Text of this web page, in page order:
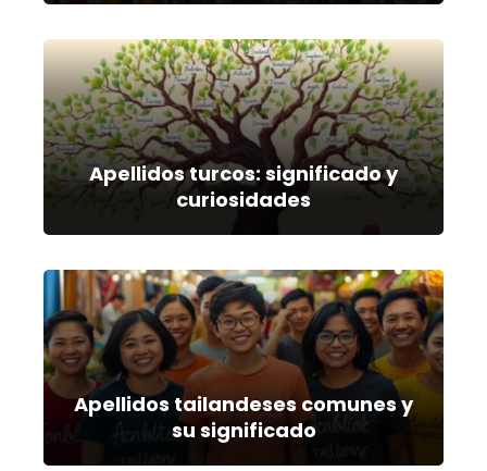
Apellidos turcos: significado y
curiosidades
Apellidos tailandeses comunes y
su significado